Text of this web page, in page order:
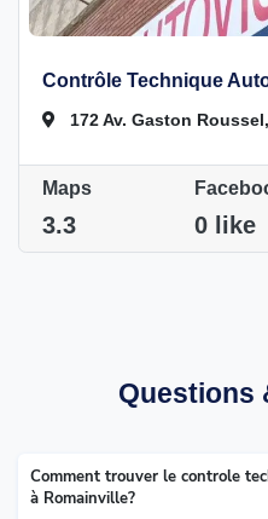
Contrôle Technique
172 Av. Gaston
Maps
3.3 0 like
Questions
Comment trouver le controle
à Romainville?